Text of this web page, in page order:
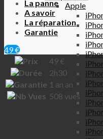
Apple
La panne
A savoir
La réparation
Garantie
49 €
49 €
2h30
1 an an
508 vues